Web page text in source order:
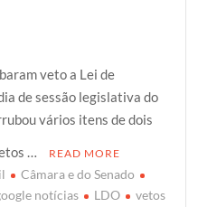
veto a Lei de
de sessão legislativa do
vários itens de dois
…
READ MORE
Câmara e do Senado
notícias LDO vetos